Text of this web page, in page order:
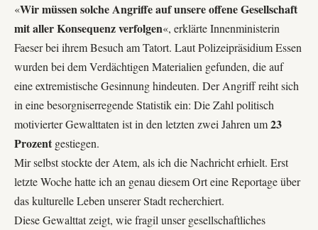
«Wir müssen solche Angriffe auf unsere offene Gesellschaft
mit aller Konsequenz verfolgen«, erklärte Innenministerin
Faeser bei ihrem Besuch am Tatort. LautPolizeipräsidium Essen
wurden bei dem Verdächtigen Materialien gefunden, die auf
eine extremistische Gesinnung hindeuten. Der Angriff reiht sich
in eine besorgniserregende Statistik ein: Die Zahl politisch
motivierter Gewalttaten ist in den letzten zwei Jahren um23
Prozent gestiegen.
Mir selbst stockte der Atem, als ich die Nachricht erhielt. Erst
letzte Woche hatte ich an genau diesem Ort eine Reportage über
das kulturelle Leben unserer Stadt recherchiert.
Diese Gewalttat zeigt, wie fragil unser gesellschaftliches